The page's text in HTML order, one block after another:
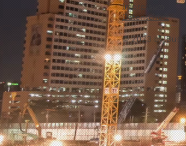
Impressum
Datenschutz
© 2023 byBus-